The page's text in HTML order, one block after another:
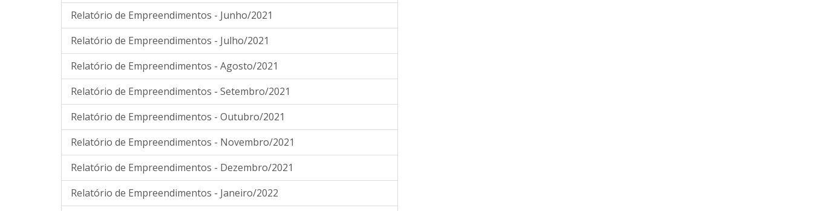
Relatório de Empreendimentos - Junho/2021
Relatório de Empreendimentos - Julho/2021
Relatório de Empreendimentos - Agosto/2021
Relatório de Empreendimentos - Setembro/2021
Relatório de Empreendimentos - Outubro/2021
Relatório de Empreendimentos - Novembro/2021
Relatório de Empreendimentos - Dezembro/2021
Relatório de Empreendimentos - Janeiro/2022